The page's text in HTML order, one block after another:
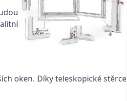
oken. Díky teleskopické stěrce